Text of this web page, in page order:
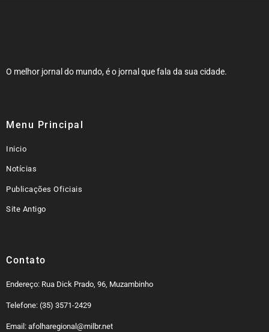
O melhor jornal do mundo, é o jornal que fala da sua cidade.
Menu Principal
Inicio
Notícias
Publicações Oficiais
Site Antigo
Contato
Endereço: Rua Dick Prado, 96, Muzambinho
Telefone: (35) 3571-2429
Email: afolharegional@milbr.net